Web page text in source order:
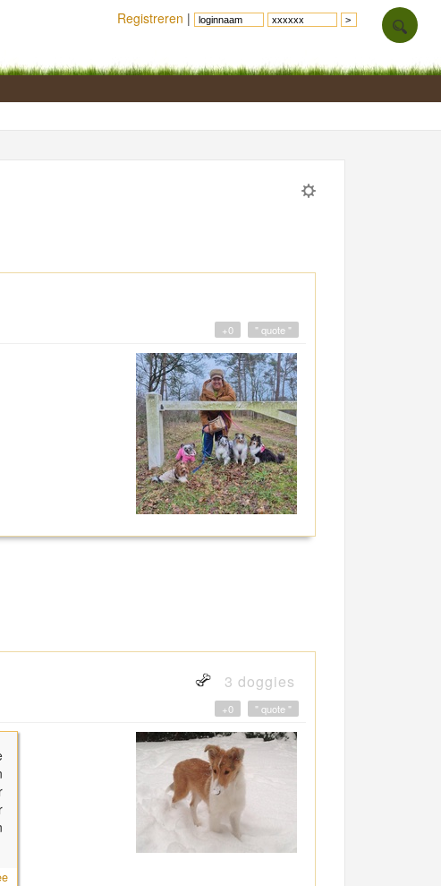
" quote "
+0
3 doggies
" quote "
+0
Registreren |